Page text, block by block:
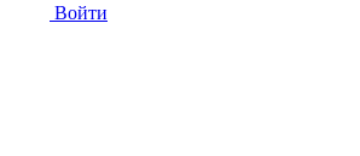
Войти